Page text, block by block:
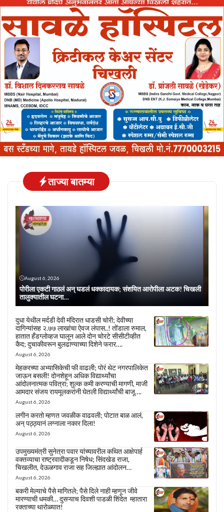
ताज्या बातम्या
August 6, 2026
पोरीला एकटी गाठलं अन् घडलं धक्कादायक; संशयित आरोपीला अटक! चिखली
तालुक्यातील घटना…
दुधा येथील मर्दडी देवी मंदिरात धाडसी चोरी; देवीच्या
दागिन्यांसह २.७७ लाखांचा ऐवज लंपास..! तोंडाला रुमाल,
हातात हँडग्लोव्हज घालून आले दोन चोरटे सीसीटीव्हीत
कैद; दुचाकीवरून बुलढाण्याच्या दिशेने फरार….
August 6, 2026
मेहकरच्या अभ्यासिकेची फी वाढली; पोरं थेट नगरपालिकेत
जाऊन बसली! दोनशेहून अधिक विद्यार्थ्यांचा
आंदोलनात्मक पवित्रा; शुल्क कमी करण्याची मागणी, माजी
आमदार संजय रायमूलकरांनी घेतली विद्यार्थ्यांची बाजू….
August 6, 2026
लगीन करतो म्हणत जवळीक वाढवली; पोटात बाळ आलं,
अन् पठ्ठ्यानं लग्नाला नकार दिला!
August 6, 2026
उपमुख्यमंत्री सुनेत्रा पवार यांच्यावरील कथित आक्षेपार्ह
वक्तव्याचा राष्ट्रवादीकडून निषेध; सिंदखेड राजा,
चिखलीत, देऊळगाव राजा सह जिल्ह्यात आंदोलन…
August 6, 2026
बकरी मेल्याचे पैसे मागितले; पैसे दिले नाही म्हणून जीवे
मारण्याची धमकी… दुसऱ्याच दिवशी पाडळी शिंदेत म्हातारा
रक्ताच्या थारोळ्यात!